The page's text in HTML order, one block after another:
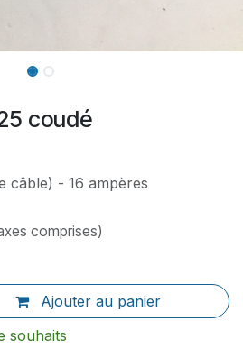
coudé
câble) - 16 ampères
comprises)
Ajouter au panier
souhaits